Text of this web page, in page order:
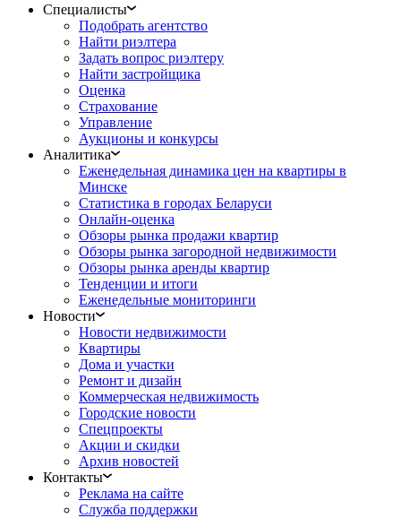
Специалисты
Подобрать агентство
Найти риэлтера
Задать вопрос риэлтеру
Найти застройщика
Оценка
Страхование
Управление
Аукционы и конкурсы
Аналитика
Еженедельная динамика цен на квартиры в
Минске
Статистика в городах Беларуси
Онлайн-оценка
Обзоры рынка продажи квартир
Обзоры рынка загородной недвижимости
Обзоры рынка аренды квартир
Тенденции и итоги
Еженедельные мониторинги
Новости
Новости недвижимости
Квартиры
Дома и участки
Ремонт и дизайн
Коммерческая недвижимость
Городские новости
Спецпроекты
Акции и скидки
Архив новостей
Контакты
Реклама на сайте
Служба поддержки